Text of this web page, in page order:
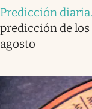
Predicción diaria.
predicción de los
agosto